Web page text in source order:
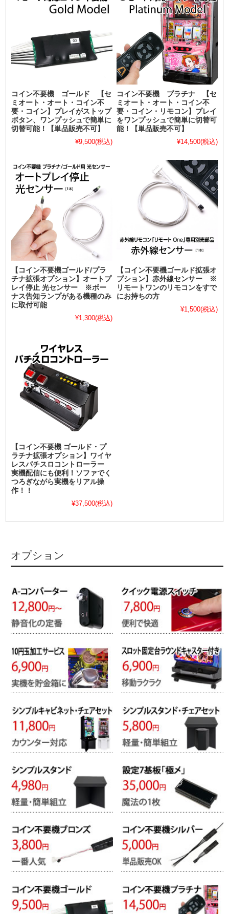
コイン不要機 ゴールド 【セ
ミオート・オート・コイン不
要・コイン】プレイがストップ
ボタン、ワンプッシュで簡単に
切替可能！【単品販売不可】
¥9,500(税込)
コイン不要機 プラチナ 【セ
ミオート・オート・コイン不
要・コイン・リモコン】プレイ
をワンプッシュで簡単に切替可
能！【単品販売不可】
¥14,500(税込)
【コイン不要機ゴールド/プラ
チナ拡張オプション】オートプ
レイ停止 光センサー ※ボー
ナス告知ランプがある機種のみ
に取付可能
¥1,300(税込)
【コイン不要機ゴールド拡張オ
プション】赤外線センサー ※
リモートワンのリモコンをすで
にお持ちの方
¥1,500(税込)
【コイン不要機 ゴールド・プ
ラチナ拡張オプション】ワイヤ
レスパチスロコントローラー
実機配信にも便利！ソファでく
つろぎながら実機をリアル操
作！！
¥37,500(税込)
オプション